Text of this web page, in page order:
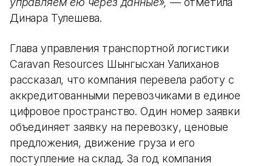
Динара Тулешева.
Глава управления транспортной логистики
Caravan Resources Шынгысхан Уалиханов
рассказал, что компания перевела работу с
аккредитованными перевозчиками в единое
цифровое пространство. Один номер заявки
объединяет заявку на перевозку, ценовые
предложения, движение груза и его
поступление на склад. За год компания